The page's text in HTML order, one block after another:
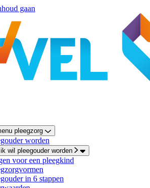
gaan
pleegzorg
worden
wil pleegouder worden
voor een pleegkind
in 6 stappen